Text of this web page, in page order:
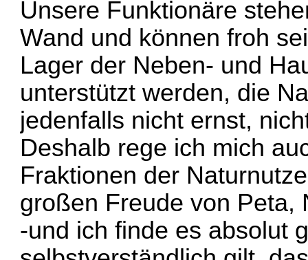
Unsere Funktionäre
Wand und können froh
Lager der Neben- und
unterstützt werden, die
jedenfalls nicht ernst,
Deshalb rege ich mich
Fraktionen der
großen Freude von Peta,
-und ich finde es absolut